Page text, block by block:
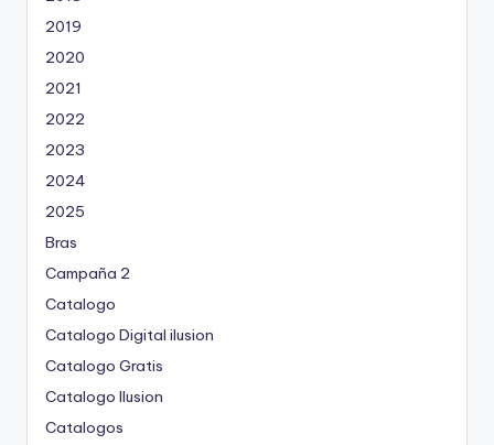
2019
2020
2021
2022
2023
2024
2025
Bras
Campaña 2
Catalogo
Catalogo Digital ilusion
Catalogo Gratis
Catalogo Ilusion
Catalogos